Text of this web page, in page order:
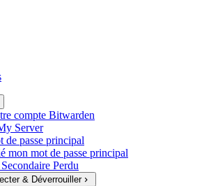
compte Bitwarden
Server
de passe principal
mon mot de passe principal
Perdu
& Déverrouiller